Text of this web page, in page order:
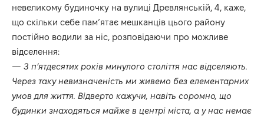
невеликому будиночку на вулиці Древлянській, 4, каже,
що скільки себе пам’ятає мешканців цього району
постійно водили за ніс, розповідаючи про можливе
відселення:
— З п’ятдесятих років минулого століття нас відселяють.
Через таку невизначеність ми живемо без елементарних
умов для життя. Відверто кажучи, навіть соромно, що
будинки знаходяться майже в центрі міста, а у нас немає